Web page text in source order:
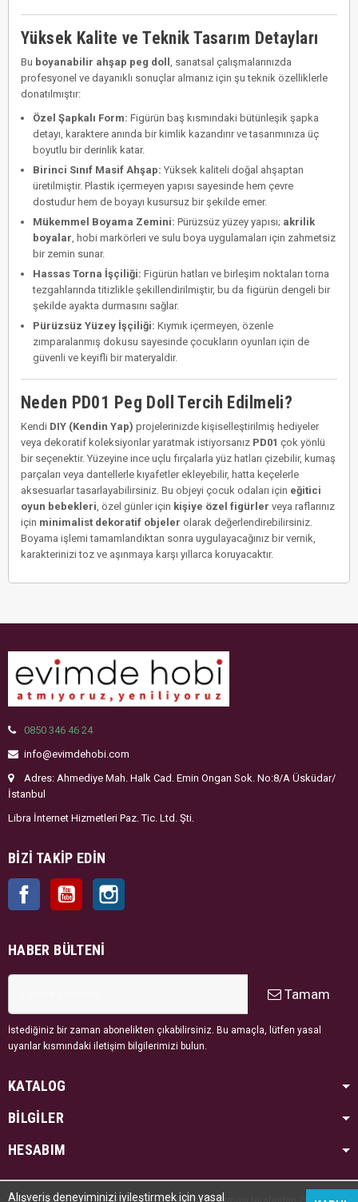
Yüksek Kalite ve Teknik Tasarım Detayları
Bu boyanabilir ahşap peg doll
, sanatsal çalışmalarınızda
profesyonel ve dayanıklı sonuçlar almanız için şu teknik özelliklerle
donatılmıştır:
Özel Şapkalı Form: Figürün baş kısmındaki bütünleşik şapka
detayı, karaktere anında bir kimlik kazandırır ve tasarımınıza üç
boyutlu bir derinlik katar.
Birinci Sınıf Masif Ahşap: Yüksek kaliteli doğal ahşaptan
üretilmiştir. Plastik içermeyen yapısı sayesinde hem çevre
dostudur hem de boyayı kusursuz bir şekilde emer.
Mükemmel Boyama Zemini: Pürüzsüz yüzey yapısı; akrilik
boyalar , hobi markörleri ve sulu boya uygulamaları için zahmetsiz
bir zemin sunar.
Hassas Torna İşçiliği: Figürün hatları ve birleşim noktaları torna
tezgahlarında titizlikle şekillendirilmiştir, bu da figürün dengeli bir
şekilde ayakta durmasını sağlar.
Pürüzsüz Yüzey İşçiliği: Kıymık içermeyen, özenle
zımparalanmış dokusu sayesinde çocukların oyunları için de
güvenli ve keyifli bir materyaldir.
Neden PD01 Peg Doll Tercih Edilmeli?
Kendi DIY (Kendin Yap) projelerinizde kişiselleştirilmiş hediyeler
veya dekoratif koleksiyonlar yaratmak istiyorsanız PD01 çok yönlü
bir seçenektir. Yüzeyine ince uçlu fırçalarla yüz hatları çizebilir, kumaş
parçaları veya dantellerle kıyafetler ekleyebilir, hatta keçelerle
aksesuarlar tasarlayabilirsiniz. Bu objeyi çocuk odaları için eğitici
oyun bebekleri , özel günler için kişiye özel figürler veya raflarınız
için minimalist dekoratif objeler olarak değerlendirebilirsiniz.
Boyama işlemi tamamlandıktan sonra uygulayacağınız bir vernik,
karakterinizi toz ve aşınmaya karşı yıllarca koruyacaktır.
0850 346 46 24
info@evimdehobi.com
Adres: Ahmediye Mah. Halk Cad. Emin Ongan Sok. No:8/A Üsküdar/
İstanbul
Libra İnternet Hizmetleri Paz. Tic. Ltd. Şti.
BIZI TAKIP EDIN
Facebook YouTube
HABER BÜLTENI
Tamam
İstediğiniz bir zaman abonelikten çıkabilirsiniz. Bu amaçla, lütfen yasal
uyarılar kısmındaki iletişim bilgilerimizi bulun.
KATALOG
BİLGİLER
HESABIM
Tüm hakları saklıdır. Kredi kartı bilgileriniz PayTR firması tarafından 256bit SSL
Alışveriş deneyiminizi iyileştirmek için yasal